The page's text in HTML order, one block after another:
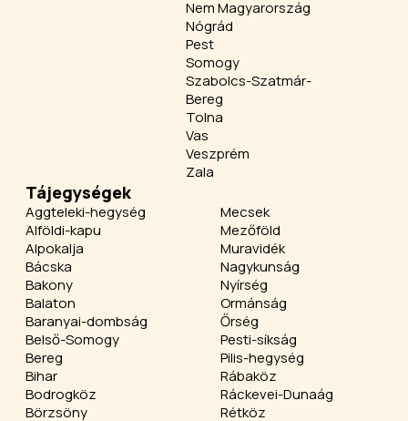
Nem Magyarország
Nógrád
Pest
Somogy
Szabolcs-Szatmár-
Bereg
Tolna
Vas
Veszprém
Zala
Tájegységek
Aggteleki-hegység
Alföldi-kapu
Alpokalja
Bácska
Bakony
Balaton
Baranyai-dombság
Belső-Somogy
Bereg
Bihar
Bodrogköz
Börzsöny
Mecsek
Mezőföld
Muravidék
Nagykunság
Nyírség
Ormánság
Őrség
Pesti-síkság
Pilis-hegység
Rábaköz
Ráckevei-Dunaág
Rétköz